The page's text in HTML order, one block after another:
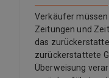
Verkäufer
Zeitungen und
das
zurückerstattete
Überweisung